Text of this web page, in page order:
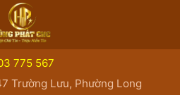
775 567
Trường Lưu, Phường Long